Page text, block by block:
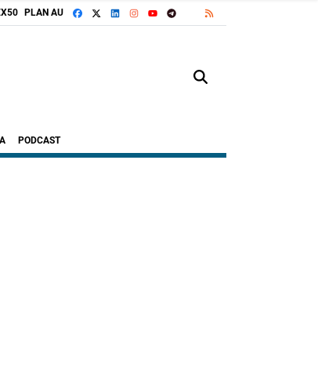
PLAN AUTO+FACEBOOKLINKEDININSTAGRAM
YOUTUBE
TELEGRAM
GOOGLE DISCOVER
PODCAST